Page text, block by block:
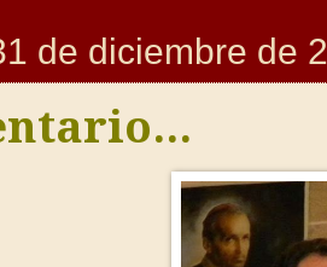
de diciembre de